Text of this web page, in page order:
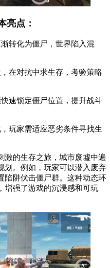
亮点：
转化为僵尸，世界陷入混
在对抗中求生存，考验策略
速锁定僵尸位置，提升战斗
玩家需适应恶劣条件寻找生
激的生存之旅，城市废墟中遍
划。例如，玩家可以潜入废弃
陷阱伏击僵尸群。这种动态环
增强了游戏的沉浸感和可玩